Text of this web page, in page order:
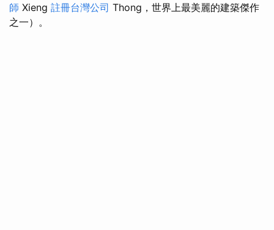
師 Xieng 註冊台灣公司 Thong，世界上最美麗的建築傑作
之一）。